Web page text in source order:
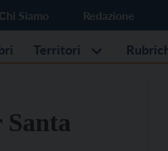
Chi Siamo Redazione
Territori
Santa